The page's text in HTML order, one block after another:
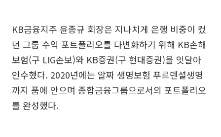
KB금융지주 윤종규 회장은 지나치게 은행 비중이 컸
던 그룹 수익 포트폴리오를 다변화하기 위해 KB손해
보험(구 LIG손보)와 KB증권(구 현대증권)을 잇달아
인수했다. 2020년에는 알짜 생명보험 푸르덴셜생명
까지 품에 안으며 종합금융그룹으로서의 포트폴리오
를 완성했다.